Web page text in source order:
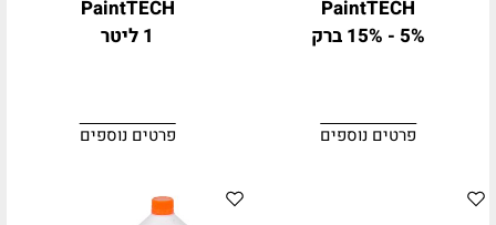
PaintTECH
5% - 15% ברק
פרטים נוספים
PaintTECH
1 ליטר
פרטים נוספים